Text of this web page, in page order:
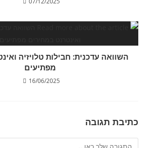
השוואה עדכנית: חבילות טלויזיה
מפתיעים
16/06/2025
כתיבת תגובה